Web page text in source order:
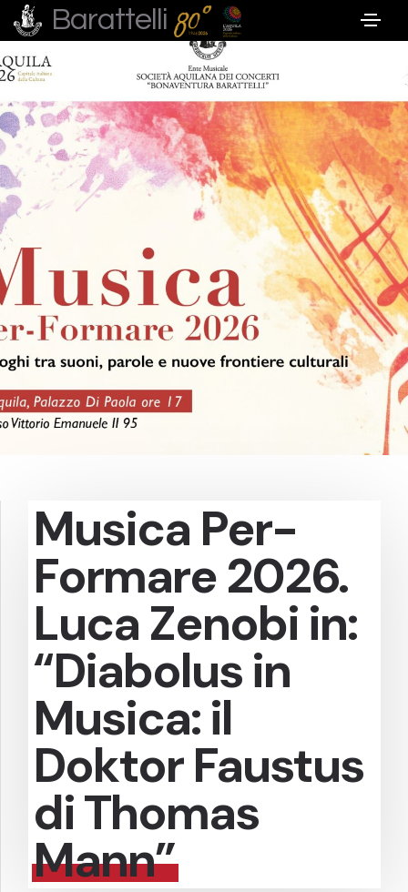
Barattelli
Musica Per-
Formare 2026.
Luca Zenobi in:
“Diabolus in
Musica: il
Doktor Faustus
di Thomas
Mann”